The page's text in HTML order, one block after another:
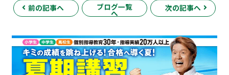
前の記事へ ブログ一覧
へ
次の記事へ